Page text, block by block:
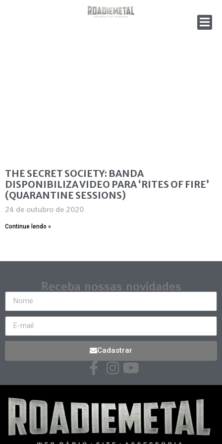
THE SECRET SOCIETY: BANDA
DISPONIBILIZA VIDEO PARA ‘RITES OF FIRE’
(QUARANTINE SESSIONS)
24 de outubro de 2020
Continue lendo »
Receba nossas novidades
Cadastrar